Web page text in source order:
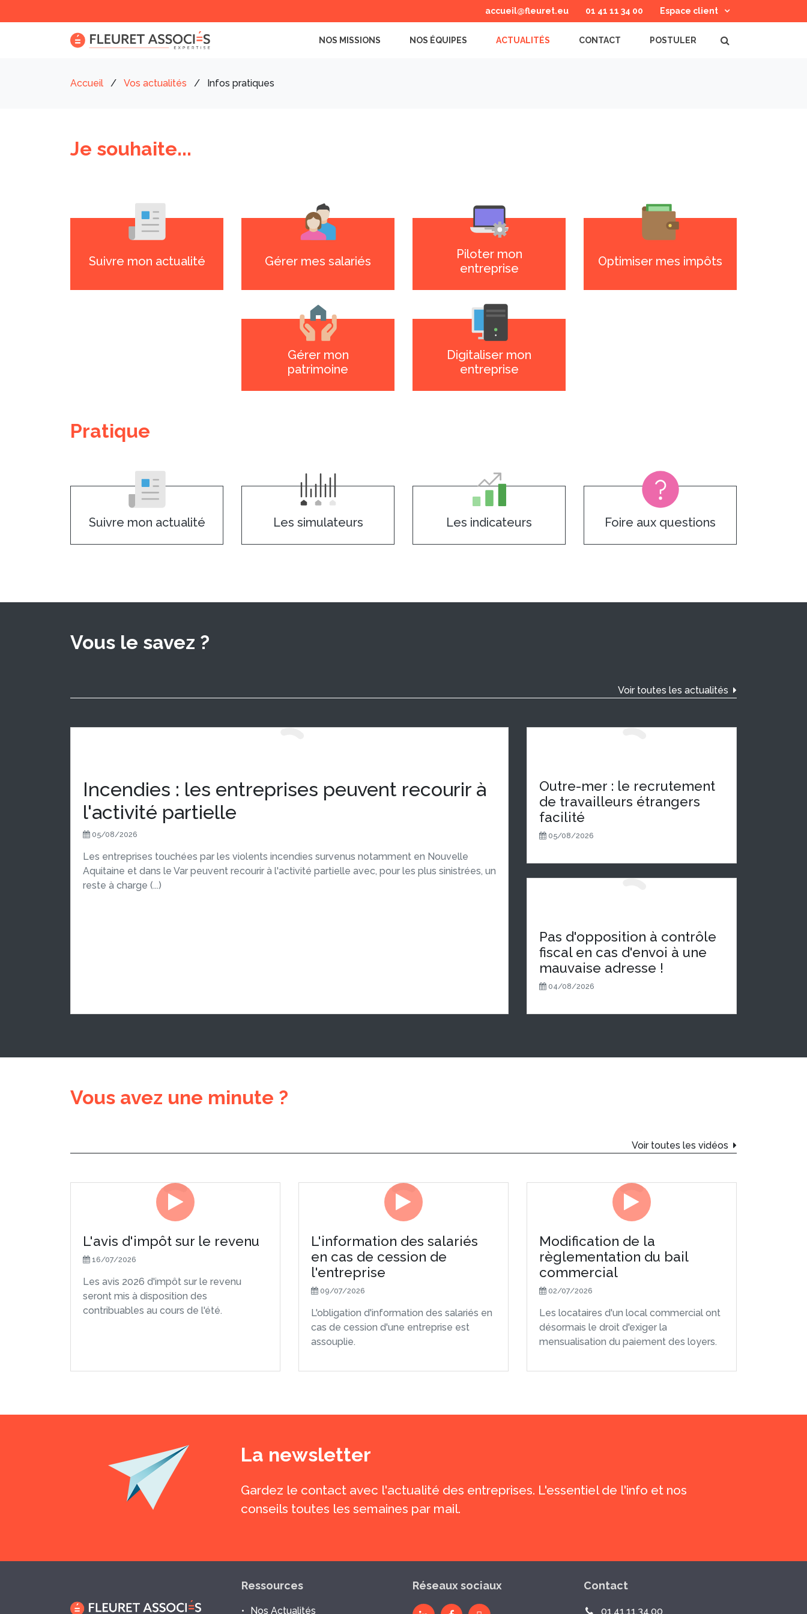
accueil@fleuret.eu 01 41 11 34 00 Espace client
NOS MISSIONS NOS ÉQUIPES ACTUALITÉS CONTACT POSTULER
Accueil / Vos actualités / Infos pratiques
Je souhaite...
Suivre mon actualité Gérer mes salariés
Piloter mon
entreprise
Optimiser mes impôts
Gérer mon
patrimoine
Digitaliser mon
entreprise
Pratique
Suivre mon actualité Les simulateurs Les indicateurs Foire aux questions
Vous le savez ?
Voir toutes les actualités
Incendies : les entreprises peuvent recourir à
l'activité partielle
05/08/2026
Les entreprises touchées par les violents incendies survenus notamment en Nouvelle
Aquitaine et dans le Var peuvent recourir à l'activité partielle avec, pour les plus sinistrées, un
reste à charge (...)
Outre-mer : le recrutement
de travailleurs étrangers
facilité
05/08/2026
Pas d'opposition à contrôle
fiscal en cas d'envoi à une
mauvaise adresse !
04/08/2026
Vous avez une minute ?
Voir toutes les vidéos
L'avis d'impôt sur le revenu
16/07/2026
Les avis 2026 d'impôt sur le revenu
seront mis à disposition des
contribuables au cours de l'été.
L'information des salariés
en cas de cession de
l'entreprise
09/07/2026
L'obligation d'information des salariés en
cas de cession d'une entreprise est
assouplie.
Modification de la
règlementation du bail
commercial
02/07/2026
Les locataires d'un local commercial ont
désormais le droit d'exiger la
mensualisation du paiement des loyers.
La newsletter
Gardez le contact avec l'actualité des entreprises. L'essentiel de l'info et nos
conseils toutes les semaines par mail.
Ressources
Nos Actualités
Réseaux sociaux Contact
01.41.11.34.00